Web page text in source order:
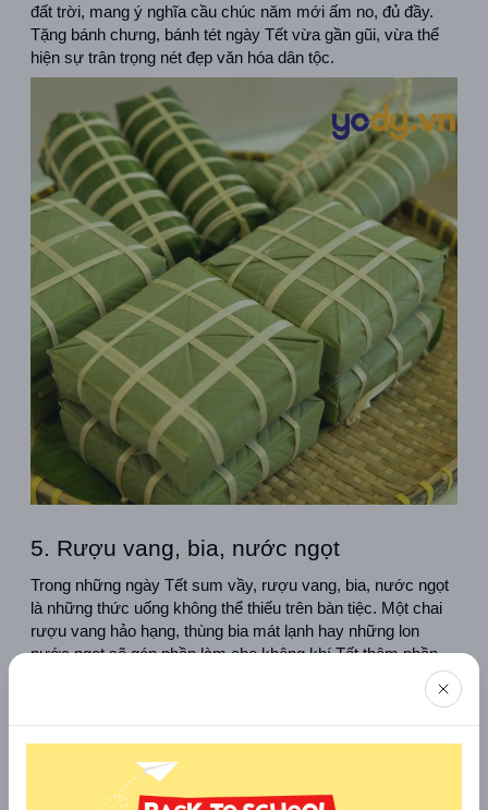
đất trời, mang ý nghĩa cầu chúc năm mới ấm no, đủ đầy.
Tặng bánh chưng, bánh tét ngày Tết vừa gần gũi, vừa thể
hiện sự trân trọng nét đẹp văn hóa dân tộc.
5. Rượu vang, bia, nước ngọt
Trong những ngày Tết sum vầy, rượu vang, bia, nước ngọt
là những thức uống không thể thiếu trên bàn tiệc. Một chai
rượu vang hảo hạng, thùng bia mát lạnh hay những lon
nước ngọt sẽ góp phần làm cho không khí Tết thêm phần
còn mang ý nghĩa tâm linh sâu sắc. Nếu bạn đang phân vân
Tết nên tặng quà gì, một mâm ngũ quả tươi ngon, đẹp mắt